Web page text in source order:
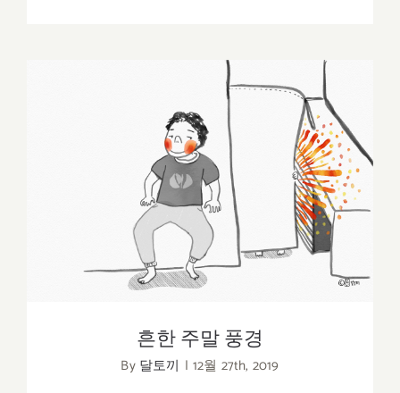
흔한 주말 풍경
흔한 주말 풍경
By 달토끼 | 12월 27th, 2019